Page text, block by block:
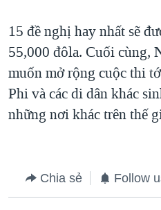
15 đề nghị hay nhất sẽ
55,000 đôla. Cuối cùng,
muốn mở rộng cuộc thi
Phi và các di dân khác
những nơi khác trên thế
Chia sẻ Follow